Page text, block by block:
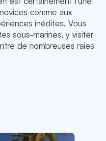
comme aux
inédites. Vous
sous-marines, y visiter
de nombreuses raies